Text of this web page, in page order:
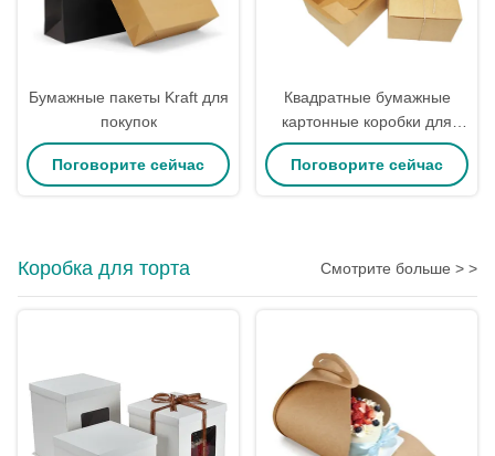
Бумажные пакеты Kraft для
покупок
Поговорите сейчас
Квадратные бумажные
картонные коробки для
подарков 6x6x4 дюйма для
пекарни
Поговорите сейчас
Коробка для торта Смотрите больше > >